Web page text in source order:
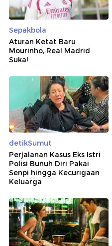
Sepakbola
Aturan Ketat Baru
Mourinho, Real Madrid
Suka!
detikSumut
Perjalanan Kasus Eks Istri
Polisi Bunuh Diri Pakai
Senpi hingga Kecurigaan
Keluarga